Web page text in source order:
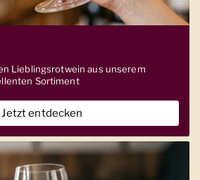
Lieblingsrotwein aus unserem
Sortiment
Jetzt entdecken